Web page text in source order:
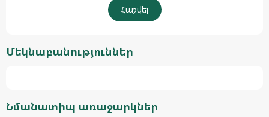
Մեկնաբանություններ
Նմանատիպ առաջարկներ